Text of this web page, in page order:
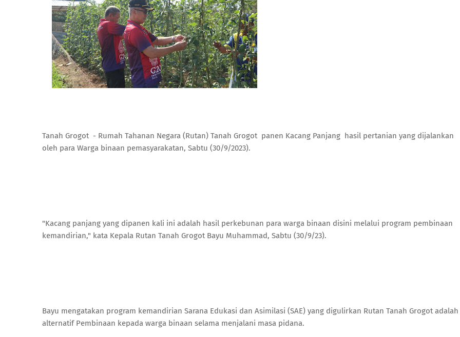
Tanah Grogot - Rumah Tahanan Negara (Rutan) Tanah Grogot panen Kacang Panjang hasil pertanian yang dijalankan
oleh para Warga binaan pemasyarakatan, Sabtu (30/9/2023).
"Kacang panjang yang dipanen kali ini adalah hasil perkebunan para warga binaan disini melalui program pembinaan
kemandirian," kata Kepala Rutan Tanah Grogot Bayu Muhammad, Sabtu (30/9/23).
Bayu mengatakan program kemandirian Sarana Edukasi dan Asimilasi (SAE) yang digulirkan Rutan Tanah Grogot adalah
alternatif Pembinaan kepada warga binaan selama menjalani masa pidana.